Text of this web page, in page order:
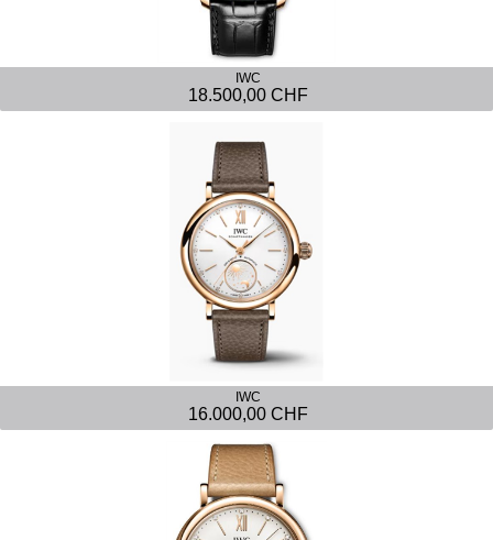
IWC
18.500,00 CHF
IWC
16.000,00 CHF